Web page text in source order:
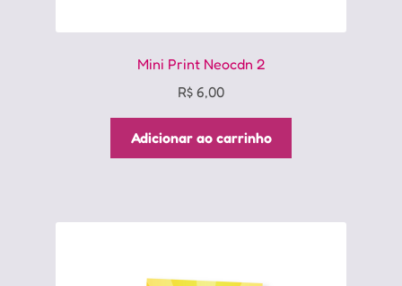
Mini Print Neocdn 2
R$ 6,00
Adicionar ao carrinho